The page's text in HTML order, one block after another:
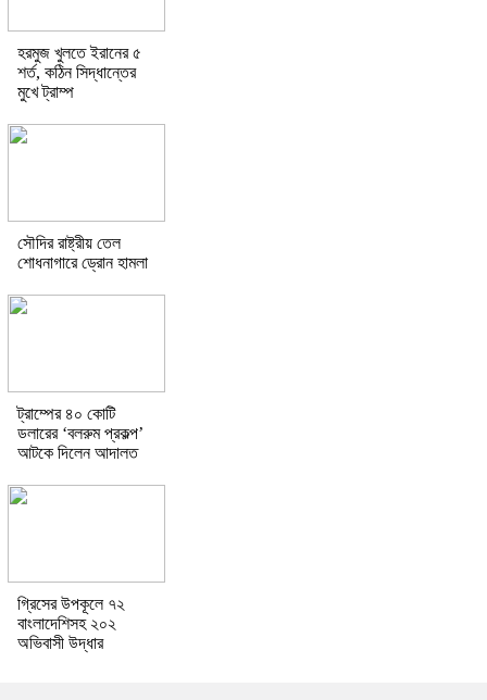
হরমুজ খুলতে ইরানের ৫
শর্ত, কঠিন সিদ্ধান্তের
মুখে ট্রাম্প
সৌদির রাষ্ট্রীয় তেল
শোধনাগারে ড্রোন হামলা
ট্রাম্পের ৪০ কোটি
ডলারের ‘বলরুম প্রকল্প’
আটকে দিলেন আদালত
গ্রিসের উপকূলে ৭২
বাংলাদেশিসহ ২০২
অভিবাসী উদ্ধার